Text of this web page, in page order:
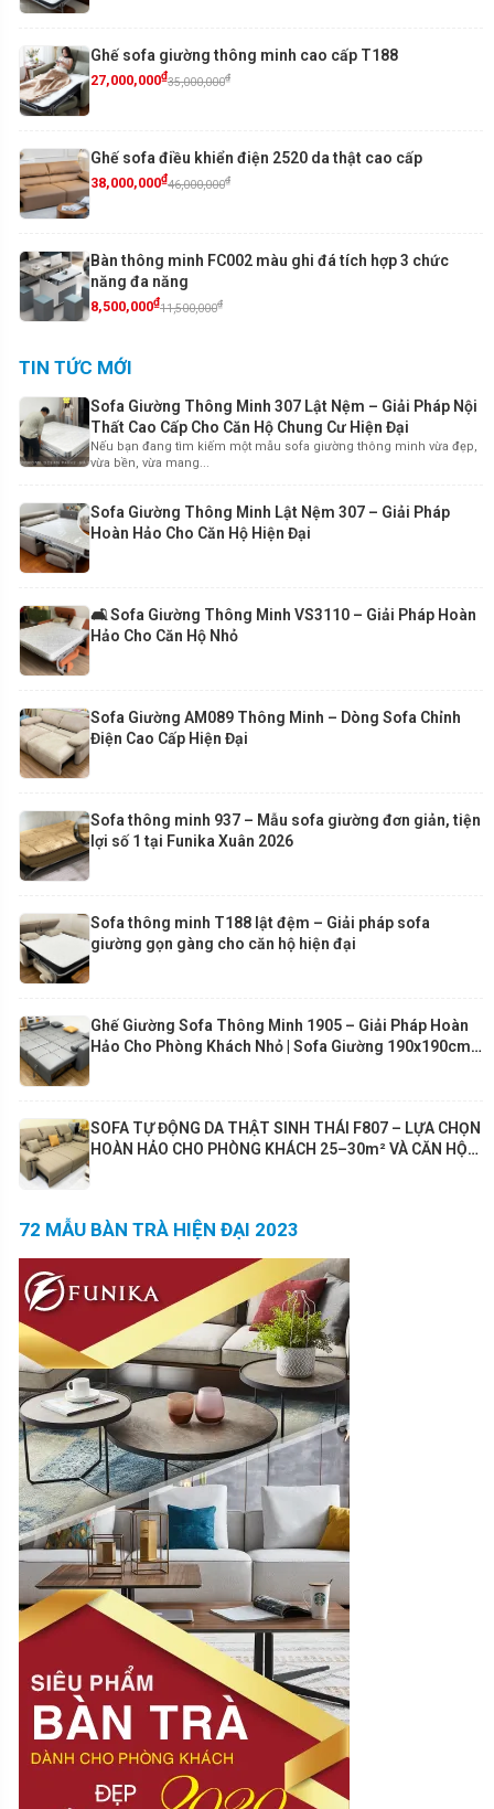
Ghế sofa giường thông minh cao cấp T188
27,000,000₫35,000,000₫
Ghế sofa điều khiển điện 2520 da thật cao cấp
38,000,000₫46,000,000₫
Bàn thông minh FC002 màu ghi đá tích hợp 3 chức
năng đa năng
8,500,000₫11,500,000₫
TIN TỨC MỚI
Sofa Giường Thông Minh 307 Lật Nệm – Giải Pháp Nội
Thất Cao Cấp Cho Căn Hộ Chung Cư Hiện Đại
Nếu bạn đang tìm kiếm một mẫu sofa giường thông minh vừa đẹp,
vừa bền, vừa mang...
Sofa Giường Thông Minh Lật Nệm 307 – Giải Pháp
Hoàn Hảo Cho Căn Hộ Hiện Đại
🛋️ Sofa Giường Thông Minh VS3110 – Giải Pháp Hoàn
Hảo Cho Căn Hộ Nhỏ
Sofa Giường AM089 Thông Minh – Dòng Sofa Chỉnh
Điện Cao Cấp Hiện Đại
Sofa thông minh 937 – Mẫu sofa giường đơn giản, tiện
lợi số 1 tại Funika Xuân 2026
Sofa thông minh T188 lật đệm – Giải pháp sofa
giường gọn gàng cho căn hộ hiện đại
Ghế Giường Sofa Thông Minh 1905 – Giải Pháp Hoàn
Hảo Cho Phòng Khách Nhỏ | Sofa Giường 190x190cm
SOFA TỰ ĐỘNG DA THẬT SINH THÁI F807 – LỰA CHỌN
HOÀN HẢO CHO PHÒNG KHÁCH 25–30m² VÀ CĂN HỘ
72 MẪU BÀN TRÀ HIỆN ĐẠI 2023